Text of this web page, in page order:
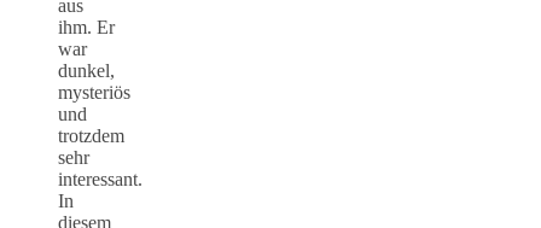
aus
ihm. Er
war
dunkel,
mysteriös
und
trotzdem
sehr
interessant.
In
diesem